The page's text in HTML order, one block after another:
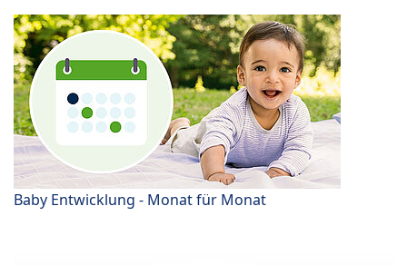
Baby Entwicklung - Monat für Monat